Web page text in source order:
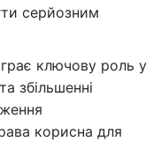
серйозним
ключову роль у
збільшенні
корисна для